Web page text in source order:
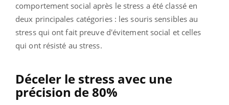
comportement social après le stress a été classé en
deux principales catégories : les souris sensibles au
stress qui ont fait preuve d'évitement social et celles
qui ont résisté au stress.
Déceler le stress avec une
précision de 80%